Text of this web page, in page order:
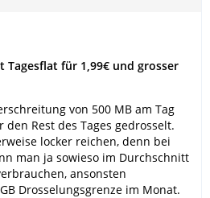
Tagesflat für 1,99€ und grosser
von 500 MB am Tag
den Rest des Tages gedrosselt.
locker reichen, denn bei
man ja sowieso im Durchschnitt
ansonsten
Drosselungsgrenze im Monat.